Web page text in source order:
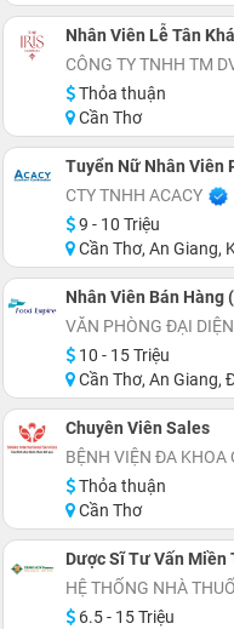
Nhân Viên Lễ Tân
CÔNG TY TNHH TM
Thỏa thuận
Cần Thơ
CTY TNHH ACACY
9 - 10 Triệu
Cần Thơ, An Giang, Kiên Giang, Tiền Giang,
Nhân Viên Bán Hàng
10 - 15 Triệu
Cần Thơ, An Giang, Đồng Tháp, Bạc Liêu, Cà
Chuyên Viên Sales
BỆNH VIỆN ĐA KHOA
Thỏa thuận
Cần Thơ
Dược Sĩ Tư Vấn Miền
HỆ THỐNG NHÀ
6.5 - 15 Triệu